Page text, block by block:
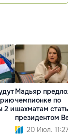
2 и
Мадьяр
чемпионке по
шахматам стать
президентом
20 Июл. 11:27